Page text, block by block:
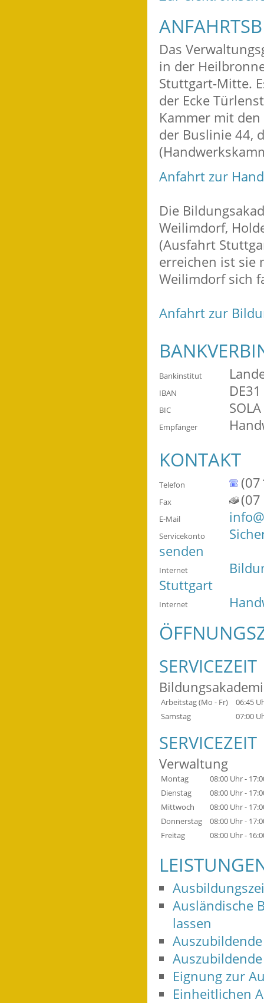
Das
in der
Stuttgart-Mitte.
der Ecke
Kammer mit
der Buslinie 44,
Anfahrt zur
Die
Weilimdorf,
(Ausfahrt
erreichen ist sie
Weilimdorf sich
Anfahrt zur
Bankinstitut
IBAN
BIC
Empfänger
KONTAKT
Telefon (07
Fax (07
E-Mail
Servicekonto
senden
Internet
Stuttgart
Internet
SERVICEZEIT
Arbeitstag (Mo - Fr)
06:45
Samstag
07:00
SERVICEZEIT
Verwaltung
Montag 08:00 Uhr-
Dienstag
08:00 Uhr-
Mittwoch
08:00 Uhr-
Donnerstag
08:00 Uhr-
Freitag
08:00 Uhr-
Ausländische
lassen
Eignung zur
Einheitlichen